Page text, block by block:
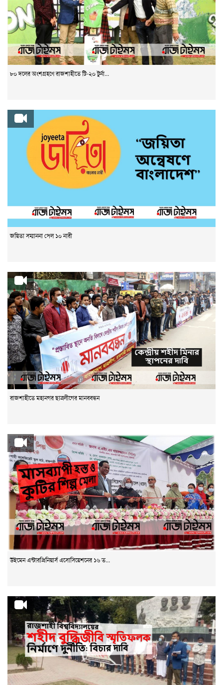
৮০ দলের অংশগ্রহণে রাজশাহীতে টি-২০ টুর্না...
জয়িতা সম্মাননা পেল ১০ নারী
রাজশাহীতে মহানগর ছাত্রলীগের মানববন্ধন
উইমেন এন্টারপ্রিনিয়ার্স এসোসিয়েশনের ১৬ ত...